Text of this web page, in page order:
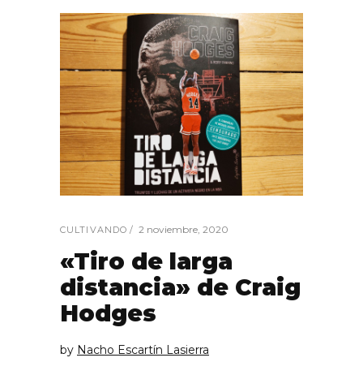
CULTIVANDO 2 noviembre, 2020
«Tiro de larga
distancia» de Craig
Hodges
by Nacho Escartín Lasierra